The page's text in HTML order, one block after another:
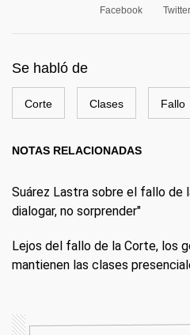
Facebook Twitter
Se habló de
Corte Clases Fallo
NOTAS RELACIONADAS
Suárez Lastra sobre el fallo de
dialogar, no sorprender"
Lejos del fallo de la Corte, los
mantienen las clases